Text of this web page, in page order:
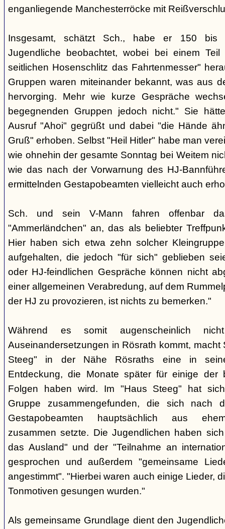
enganliegende Manchesterröcke mit
Insgesamt, schätzt Sch., habe er 150 bis
Jugendliche beobachtet, wobei bei einem
seitlichen Hosenschlitz das Fahrtenmesser"
Gruppen waren miteinander bekannt, was aus
hervorging. Mehr wie kurze Gespräche
begegnenden Gruppen jedoch nicht." Sie
Ausruf "Ahoi" gegrüßt und dabei "die Hände
Gruß" erhoben. Selbst "Heil Hitler" habe man
wie ohnehin der gesamte Sonntag bei Weitem
wie das nach der Vorwarnung des HJ-
ermittelnden Gestapobeamten vielleicht auch
Sch. und sein V-Mann fahren offenbar
"Ammerländchen" an, das als beliebter
Hier haben sich etwa zehn solcher
aufgehalten, die jedoch "für sich" geblieben
oder HJ-feindlichen Gespräche können nicht
einer allgemeinen Verabredung, auf dem
der HJ zu provozieren, ist nichts zu bemerken."
Während es somit augenscheinlich
Auseinandersetzungen in Rösrath kommt, macht
Steeg" in der Nähe Rösraths eine in
Entdeckung, die Monate später für einige der
Folgen haben wird. Im "Haus Steeg" hat
Gruppe zusammengefunden, die sich nach
Gestapobeamten hauptsächlich aus
zusammen setzte. Die Jugendlichen haben
das Ausland" und der "Teilnahme an
gesprochen und außerdem "gemeinsame
angestimmt". "Hierbei waren auch einige Lieder,
Tonmotiven gesungen wurden."
Als gemeinsame Grundlage dient den